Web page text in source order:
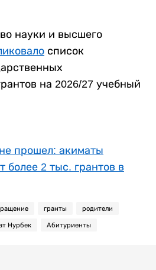
науки и высшего
список
на 2026/27 учебный
прошел: акиматы
более 2 тыс. грантов в
гранты родители
Нурбек Абитуриенты